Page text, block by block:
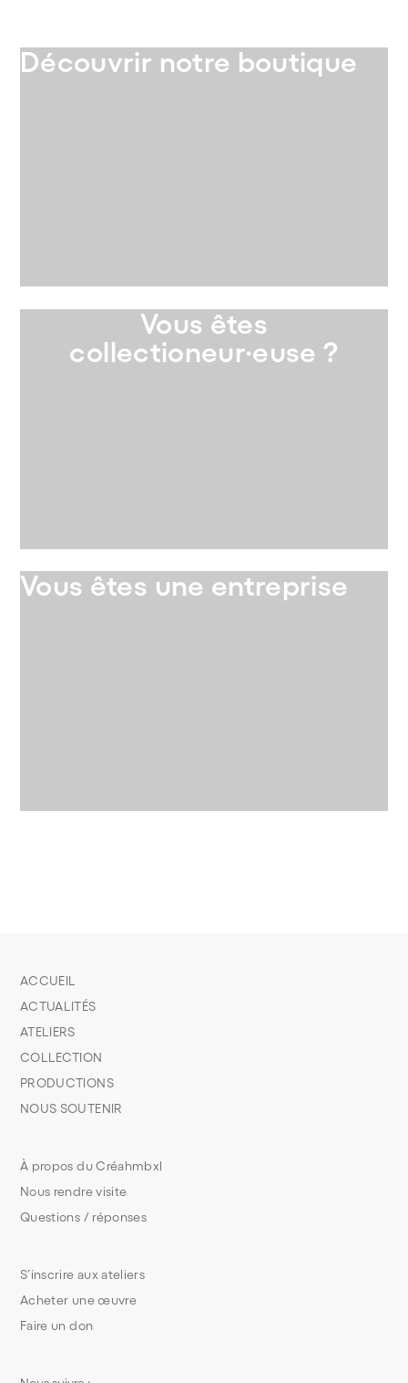
Découvrir notre boutique
Vous êtes
collectioneur·euse ?
Vous êtes une entreprise
S’inscrire aux ateliers
Acheter une œuvre
Faire un don
À propos du Créahmbxl
Nous rendre visite
Questions / réponses
ACCUEIL
ACTUALITÉS
ATELIERS
COLLECTION
PRODUCTIONS
NOUS SOUTENIR